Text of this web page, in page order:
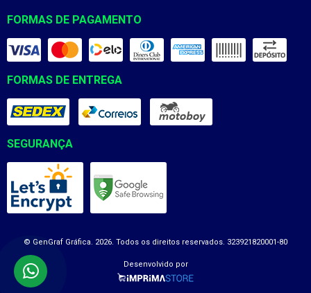
FORMAS DE PAGAMENTO
FORMAS DE ENTREGA
SEGURANÇA
© GenGraf Gráfica. 2026. Todos os direitos reservados. 323921820001-80
Desenvolvido por